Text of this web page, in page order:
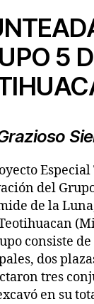
5
del
de la
consiste
dos
tres
en su